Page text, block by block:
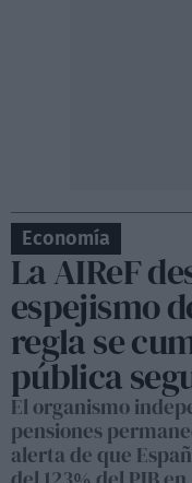
Economía
La AIReF
espejismo
regla se
pública
El organismo
pensiones
alerta de que